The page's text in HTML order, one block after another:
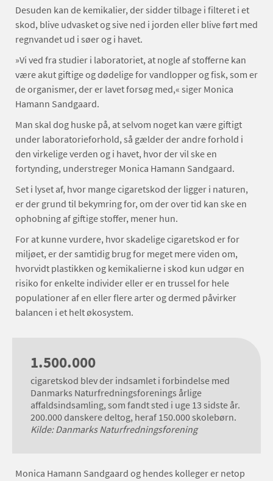
Desuden kan de kemikalier, der sidder tilbage i filteret i et
skod, blive udvasket og sive ned i jorden eller blive ført med
regnvandet ud i søer og i havet.
»Vi ved fra studier i laboratoriet, at nogle af stofferne kan
være akut giftige og dødelige for vandlopper og fisk, som er
de organismer, der er lavet forsøg med,« siger Monica
Hamann Sandgaard.
Man skal dog huske på, at selvom noget kan være giftigt
under laboratorieforhold, så gælder der andre forhold i
den virkelige verden og i havet, hvor der vil ske en
fortynding, understreger Monica Hamann Sandgaard.
Set i lyset af, hvor mange cigaretskod der ligger i naturen,
er der grund til bekymring for, om der over tid kan ske en
ophobning af giftige stoffer, mener hun.
For at kunne vurdere, hvor skadelige cigaretskod er for
miljøet, er der samtidig brug for meget mere viden om,
hvorvidt plastikken og kemikalierne i skod kun udgør en
risiko for enkelte individer eller er en trussel for hele
populationer af en eller flere arter og dermed påvirker
balancen i et helt økosystem.
1.500.000
cigaretskod blev der indsamlet i forbindelse med
Danmarks Naturfredningsforenings årlige
affaldsindsamling, som fandt sted i uge 13 sidste år.
200.000 danskere deltog, heraf 150.000 skolebørn.
Kilde: Danmarks Naturfredningsforening
Monica Hamann Sandgaard og hendes kolleger er netop